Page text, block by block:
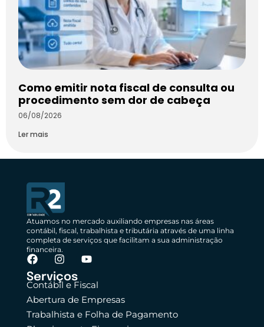
Como emitir nota fiscal de consulta ou
procedimento sem dor de cabeça
06/08/2026
Ler mais
Atuamos no mercado auxiliando empresas nas áreas
contábil, fiscal, trabalhista e tributária através de uma linha
completa de serviços que facilitam a sua administração
financeira.
Serviços
Contábil e Fiscal
Abertura de Empresas
Trabalhista e Folha de Pagamento